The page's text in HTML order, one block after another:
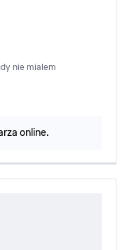
nie mialem
online.